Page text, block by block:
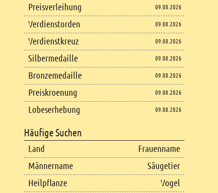
Preisverleihung 09.08.2026
Verdienstorden 09.08.2026
Verdienstkreuz 09.08.2026
Silbermedaille 09.08.2026
Bronzemedaille 09.08.2026
Preiskroenung 09.08.2026
Lobeserhebung 09.08.2026
Häufige Suchen
Land
Frauenname
Männername
Säugetier
Heilpflanze
Vogel